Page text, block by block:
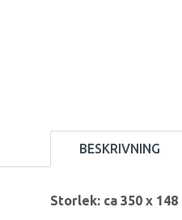
BESKRIVNING
Storlek: ca 350 x 148